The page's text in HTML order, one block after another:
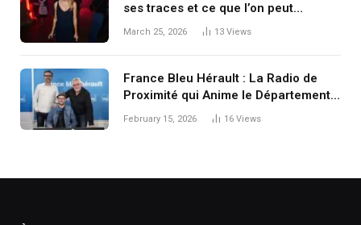
ses traces et ce que l’on peut
réellement vérifier
March 25, 2026 13 Views
France Bleu Hérault : La Radio de
Proximité qui Anime le Département
de l’Hérault
February 15, 2026 16 Views